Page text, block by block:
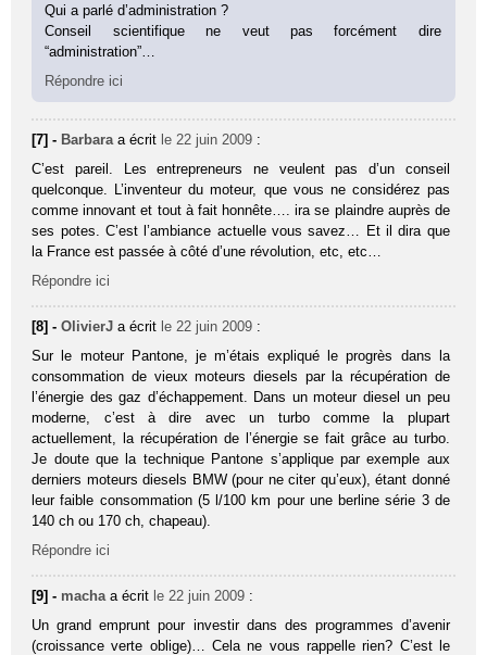
Qui a parlé d’administration ?
Conseil scientifique ne veut pas forcément dire
“administration”…
Répondre ici
[7] - Barbara a écrit le 22 juin 2009 :
C’est pareil. Les entrepreneurs ne veulent pas d’un conseil
quelconque. L’inventeur du moteur, que vous ne considérez pas
comme innovant et tout à fait honnête…. ira se plaindre auprès de
ses potes. C’est l’ambiance actuelle vous savez… Et il dira que
la France est passée à côté d’une révolution, etc, etc…
Répondre ici
[8] -OlivierJ a écrit le 22 juin 2009 :
Sur le moteur Pantone, je m’étais expliqué le progrès dans la
consommation de vieux moteurs diesels par la récupération de
l’énergie des gaz d’échappement. Dans un moteur diesel un peu
moderne, c’est à dire avec un turbo comme la plupart
actuellement, la récupération de l’énergie se fait grâce au turbo.
Je doute que la technique Pantone s’applique par exemple aux
derniers moteurs diesels BMW (pour ne citer qu’eux), étant donné
leur faible consommation (5 l/100 km pour une berline série 3 de
140 ch ou 170 ch, chapeau).
Répondre ici
[9] - macha a écrit le 22 juin 2009 :
Un grand emprunt pour investir dans des programmes d’avenir
(croissance verte oblige)… Cela ne vous rappelle rien? C’est le